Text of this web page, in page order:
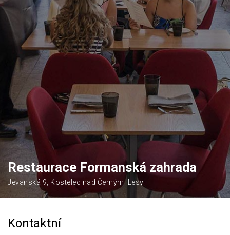
Restaurace Formanská zahrada
Jevanská 9, Kostelec nad Černými Lesy
Kontaktní